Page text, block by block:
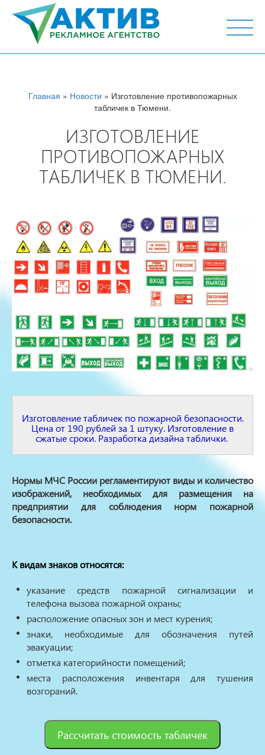
г. Тюмень, ул. М.Горького 44, офис 204
Главная » Новости » Изготовление противопожарных
табличек в Тюмени.
ИЗГОТОВЛЕНИЕ
ПРОТИВОПОЖАРНЫХ
ТАБЛИЧЕК В ТЮМЕНИ.
Изготовление табличек по пожарной безопасности.
Цена от 190 рублей за 1 штуку. Изготовление в
сжатые сроки. Разработка дизайна таблички.
Нормы МЧС России регламентируют виды и количество
изображений, необходимых для размещения на
предприятии для соблюдения норм пожарной
безопасности.
К видам знаков относятся:
указание средств пожарной сигнализации и
телефона вызова пожарной охраны;
расположение опасных зон и мест курения;
знаки, необходимые для обозначения путей
эвакуации;
отметка категорийности помещений;
места расположения инвентаря для тушения
возгораний.
Рассчитать стоимость табличек